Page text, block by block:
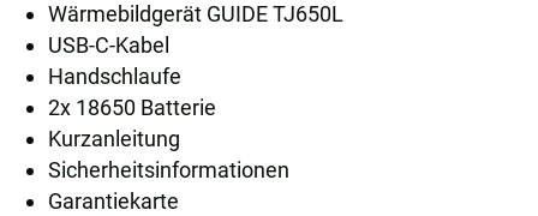
Wärmebildgerät GUIDE TJ650L
USB-C-Kabel
Handschlaufe
2x 18650 Batterie
Kurzanleitung
Sicherheitsinformationen
Garantiekarte